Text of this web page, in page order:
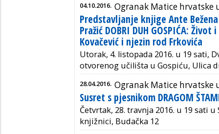
04.10.2016. Ogranak Matice hrvatske
Predstavljanje knjige Ante
Pražić DOBRI DUH GOSPIĆA:
Kovačević i njezin rod Frkovića
Utorak, 4. listopada 2016. u 19 sati,
otvorenog učilišta u Gospiću, Ulica
28.04.2016. Ogranak Matice hrvatske
Susret s pjesnikom DRAGOM
Četvrtak, 28. travnja 2016. u 19 sati
knjižnici, Budačka 12